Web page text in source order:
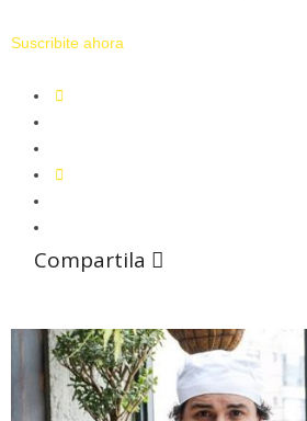
Suscribite ahora
Compartila